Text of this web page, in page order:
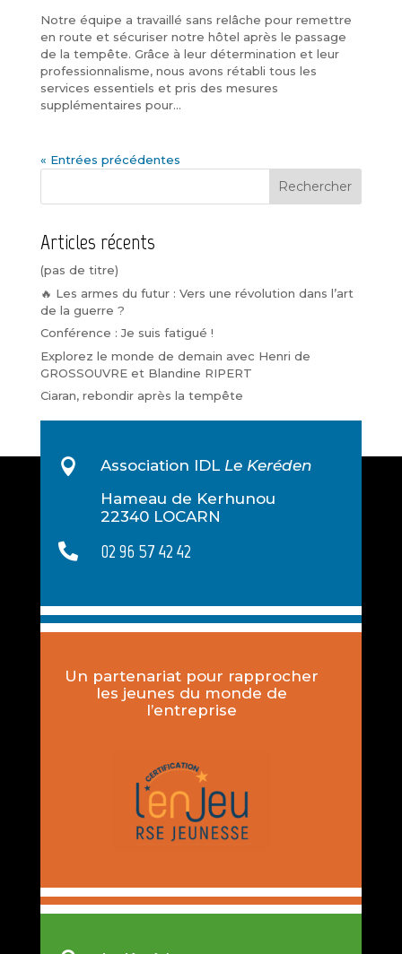
Notre équipe a travaillé sans relâche pour remettre
en route et sécuriser notre hôtel après le passage
de la tempête. Grâce à leur détermination et leur
professionnalisme, nous avons rétabli tous les
services essentiels et pris des mesures
supplémentaires pour...
« Entrées précédentes
Rechercher
Articles récents
(pas de titre)
🔥 Les armes du futur : Vers une révolution dans l’art
de la guerre ?
Conférence : Je suis fatigué !
Explorez le monde de demain avec Henri de
GROSSOUVRE et Blandine RIPERT
Ciaran, rebondir après la tempête
 Association IDLLe Keréden
Hameau de Kerhunou
22340 LOCARN
 02 96 57 42 42
Un partenariat pour rapprocher
les jeunes du monde de
l’entreprise